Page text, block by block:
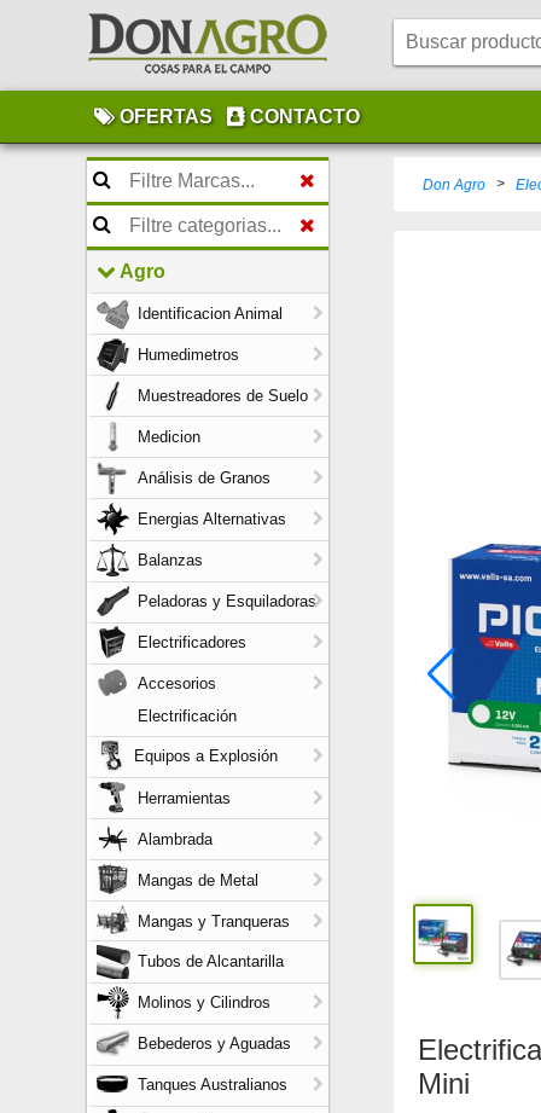
OFERTAS CONTACTO
Agro
Identificacion Animal
Humedimetros
Muestreadores de Suelo
Medicion
Análisis de Granos
Energias Alternativas
Balanzas
Peladoras y Esquiladoras
Electrificadores
Accesorios
Electrificación
Equipos a Explosión
Herramientas
Alambrada
Mangas de Metal
Mangas y Tranqueras
Tubos de Alcantarilla
Molinos y Cilindros
Bebederos y Aguadas
Tanques Australianos
Don Agro >
Mini